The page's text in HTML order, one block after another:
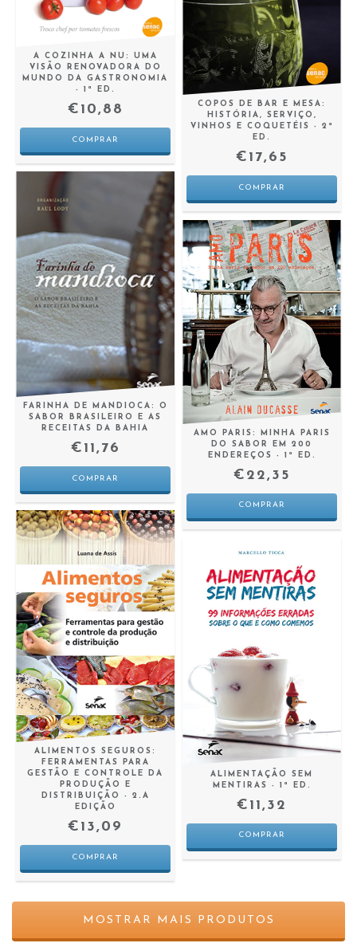
A COZINHA A NU: UMA
VISÃO RENOVADORA DO
MUNDO DA GASTRONOMIA
- 1ª ED.
€10,88
COPOS DE BAR E MESA:
HISTÓRIA, SERVIÇO,
VINHOS E COQUETÉIS - 2ª
ED.
€17,65
FARINHA DE MANDIOCA: O
SABOR BRASILEIRO E AS
RECEITAS DA BAHIA
€11,76
AMO PARIS: MINHA PARIS
DO SABOR EM 200
ENDEREÇOS - 1ª ED.
€22,35
ALIMENTOS SEGUROS:
FERRAMENTAS PARA
GESTÃO E CONTROLE DA
PRODUÇÃO E
DISTRIBUIÇÃO - 2.A
EDIÇÃO
€13,09
ALIMENTAÇÃO SEM
MENTIRAS - 1ª ED.
€11,32
MOSTRAR MAIS PRODUTOS